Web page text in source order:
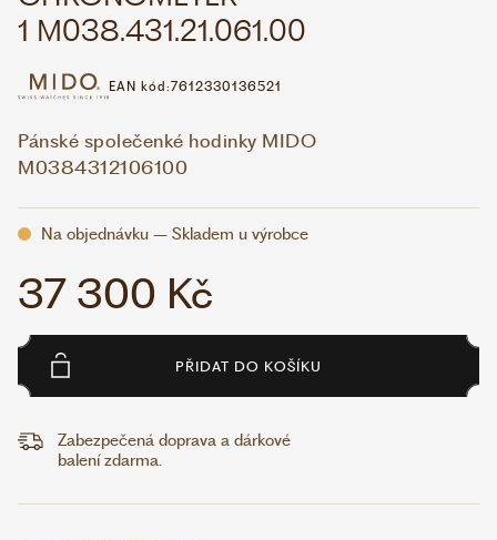
1 M038.431.21.061.00
EAN kód:7612330136521
Pánské společenké hodinky MIDO
M0384312106100
Na objednávku – Skladem u výrobce
37 300 Kč
PŘIDAT DO KOŠÍKU
Zabezpečená doprava a dárkové
balení zdarma.